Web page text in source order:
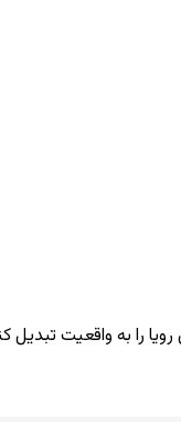
را به واقعیت تبدیل